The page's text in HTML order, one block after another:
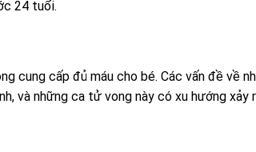
24 tuổi.
cung cấp đủ máu cho bé. Các vấn đề về
và những ca tử vong này có xu hướng xảy